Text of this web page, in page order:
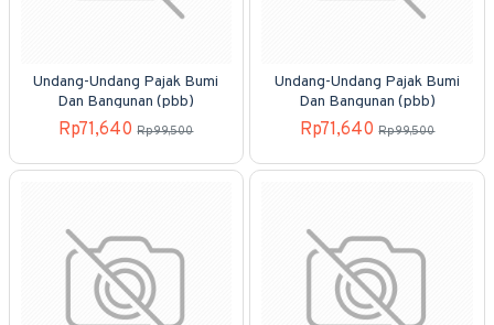
Undang-Undang Pajak Bumi
Dan Bangunan (pbb)
Rp71,640 Rp99,500
Undang-Undang Pajak Bumi
Dan Bangunan (pbb)
Rp71,640 Rp99,500